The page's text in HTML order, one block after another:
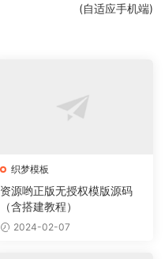
(自适应手机端)
织梦模板
资源哟正版无授权模版源码
（含搭建教程）
2024-02-07